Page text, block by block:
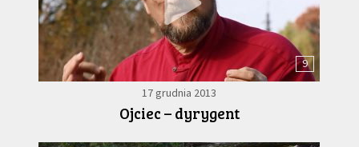
9
17 grudnia 2013
Ojciec – dyrygent